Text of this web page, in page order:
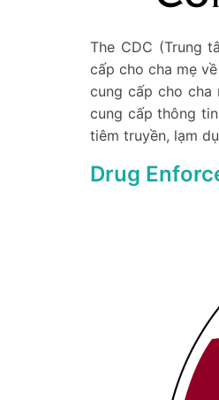
The CDC (Trung
cấp cho cha mẹ
cung cấp cho cha
cung cấp thông
tiêm truyền, lạm
Drug